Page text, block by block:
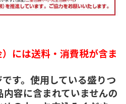
には送料・消費税が含ま
す。使用している盛りつ
容に含まれていませんの